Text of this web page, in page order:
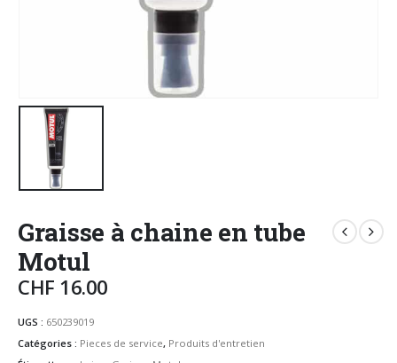
Graisse à chaine en tube
Motul
CHF 16.00
UGS : 650239019
Catégories : Pieces de service, Produits d'entretien